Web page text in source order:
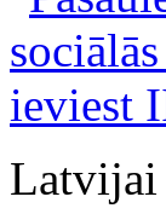
Latvijai